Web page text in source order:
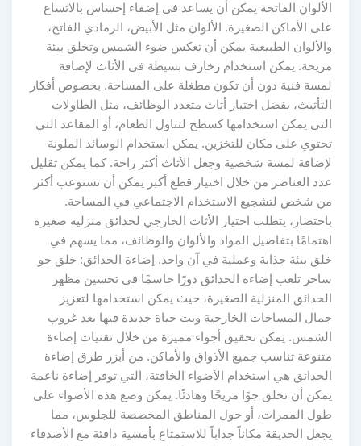
الألوان الفاتحة يمكن أن يساعد في إضفاء إحساس بالاتساع
على الأماكن الصغيرة. الألوان مثل الأبيض، الرمادي الفاتح،
والألوان الطبيعية يمكن أن تعكس ضوء الشمس وتخلق بيئة
مريحة. يمكن استخدام زخارف بسيطة في الأثاث لإضافة
لمسة فنية دون أن تكون مطغلة على المساحة. بخصوص أفكار
التأثيث، يفضل اختيار أثاث متعدد الوظائف، مثل الطاولات
التي يمكن استخدامها كسطح لتناول الطعام، أو المقاعد التي
تحتوي على مكان للتخزين. يمكن استخدام الوسائد الملونة
لإضافة لمسة شخصية وجعل الأثاث أكثر راحة. كما يمكن تقليل
عدد العناصر من خلال اختيار قطع أكبر يمكن أن تستوعب أكثر
من شخص لتشجيع الاستخدام الاجتماعي في المساحة.
باختصار، يتطلب اختيار الأثاث الخارجي لحدائق منزلية صغيرة
اهتمامًا بتفاصيل المواد والألوان والوظائف، مما يسهم في
خلق بيئة جذابة وعملية في آن واحد. إضاءة الحدائق: خلق جو
ساحر تلعب إضاءة الحدائق دورًا حاسمًا في تحسين مظهر
الحدائق المنزلية الصغيرة، حيث يمكن استخدامها لتعزيز
جمال المساحات الخارجية وبث حياة جديدة فيها بعد غروب
الشمس. يمكن تحقيق أجواء مميزة من خلال تقنيات إضاءة
متنوعة تناسب جميع الأذواق والأماكن. من أبزر طرق إضاءة
الحدائق هي استخدام الأضواء الخافتة، التي توفر إضاءة ناعمة
يمكن أن تخلق جوًا مريحًا وهادئًا. يمكن وضع هذه الأضواء على
طول الممرات، أو حول المناطق المخصصة للجلوس، مما
يجعل الحديقة مكاناً جذاباً للاستمتاع بأمسية دافئة مع الأصدقاء